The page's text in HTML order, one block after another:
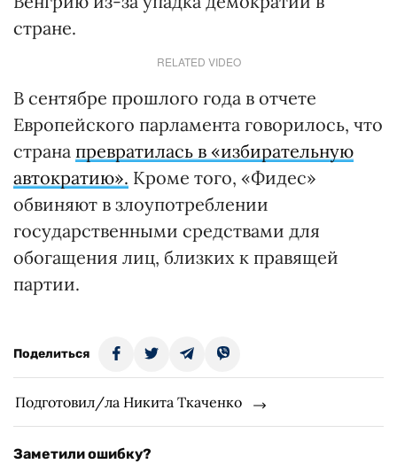
стране.
RELATED VIDEO
В сентябре прошлого года в отчете
Европейского парламента говорилось, что
страна превратилась в «избирательную
автократию». Кроме того, «Фидес»
обвиняют в злоупотреблении
государственными средствами для
обогащения лиц, близких к правящей
партии.
Поделиться
Подготовил/ла Никита Ткаченко
Заметили ошибку?